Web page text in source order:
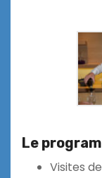
Le
Visites